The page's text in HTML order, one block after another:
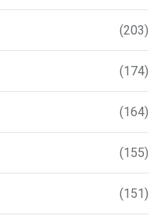
(203)
(174)
(164)
(155)
(151)